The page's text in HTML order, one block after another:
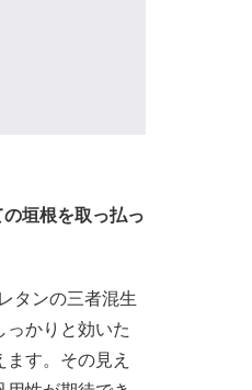
垣根を取っ払っ
タンの三者混生
っかりと効いた
す。その見え